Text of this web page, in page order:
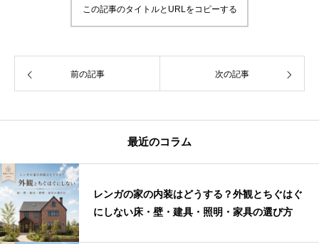
この記事のタイトルとURLをコピーする
前の記事 次の記事
最近のコラム
レンガの家の内装はどうする？外観とちぐはぐ
にしない床・壁・建具・照明・家具の選び方